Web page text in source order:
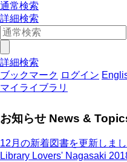
通常検索
詳細検索
詳細検索
ブックマーク ログイン
マイライブラリ
お知らせ News &
12月の新着図書を更新しま
Library Lovers' Nagasaki